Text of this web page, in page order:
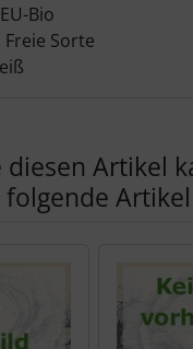
Bio
Sorte
diesen Artikel